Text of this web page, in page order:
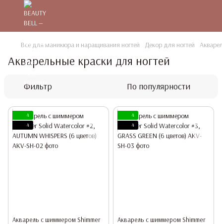
Все для маникюра и наращивания ногтей Декор для ногтей
Акварельные краски для ногтей
Фильтр По популярности
4
4
Акварель с шиммером Shimmer
4
4
Акварель с шиммером Shimmer